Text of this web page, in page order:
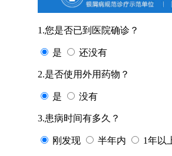
1.您是否已到医院确诊？
是 还没有
2.是否使用外用药物？
是 没有
3.患病时间有多久？
刚发现 半年内 1年以